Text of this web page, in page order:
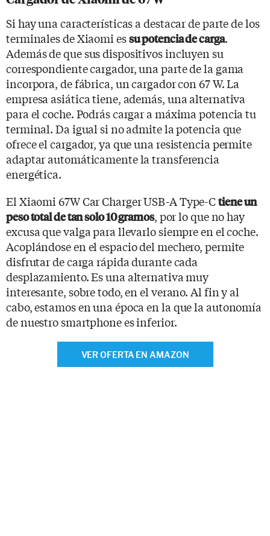
Si hay una características a destacar de parte de los
terminales de Xiaomi essu potencia de carga.
Además de que sus dispositivos incluyen su
correspondiente cargador, una parte de la gama
incorpora, de fábrica, un cargador con 67 W. La
empresa asiática tiene, además, una alternativa
para el coche. Podrás cargar a máxima potencia tu
terminal. Da igual si no admite la potencia que
ofrece el cargador, ya que una resistencia permite
adaptar automáticamente la transferencia
energética.
El Xiaomi 67W Car Charger USB-A Type-Ctiene un
peso total de tan solo 10 gramos, por lo que no hay
excusa que valga para llevarlo siempre en el coche.
Acoplándose en el espacio del mechero, permite
disfrutar de carga rápida durante cada
desplazamiento. Es una alternativa muy
interesante, sobre todo, en el verano. Al fin y al
cabo, estamos en una época en la que la autonomía
de nuestro smartphone es inferior.
VER OFERTA EN AMAZON